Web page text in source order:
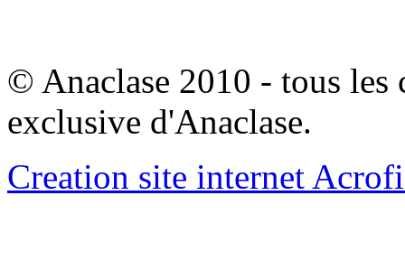
© Anaclase 2010 - tous les
exclusive d'Anaclase.
Creation site internet